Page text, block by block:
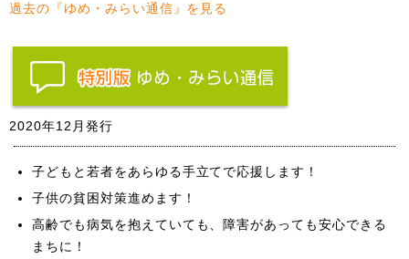
過去の『ゆめ・みらい通信』を見る
2020年12月発行
子どもと若者をあらゆる手立てで応援します！
子供の貧困対策進めます！
高齢でも病気を抱えていても、障害があっても安心できる
まちに！